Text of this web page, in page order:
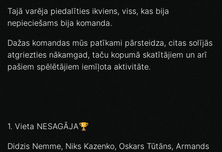
Tajā varēja piedalīties ikviens, viss, kas bija
nepieciešams bija komanda.
Dažas komandas mūs patīkami pārsteidza, citas solījās
atgriezties nākamgad, taču kopumā skatītājiem un arī
pašiem spēlētājiem iemīļota aktivitāte.
1. Vieta NESAGĀJA🏆
Didzis Nemme, Niks Kazenko, Oskars Tūtāns, Armands